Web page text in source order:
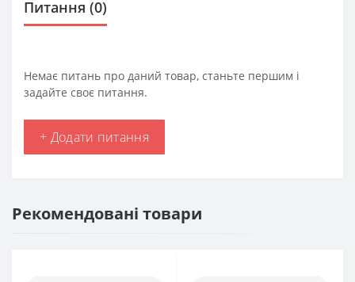
Питання (0)
Немає питань про даний товар, станьте першим і
задайте своє питання.
+ Додати питання
Рекомендовані товари